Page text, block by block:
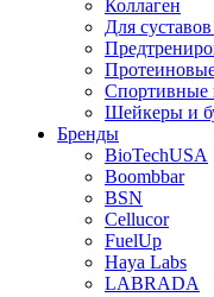
Коллаген
Для
Спортивные
Шейкеры и
Бренды
BioTechUSA
Boombbar
BSN
Cellucor
FuelUp
Haya Labs
LABRADA